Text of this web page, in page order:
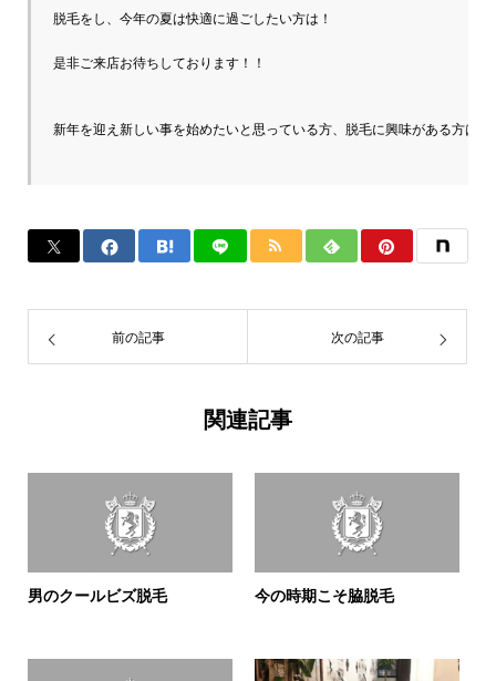
脱毛をし、今年の夏は快適に過ごしたい方は！
是非ご来店お待ちしております！！
新年を迎え新しい事を始めたいと思っている方、脱毛に興味がある方は是
前の記事 次の記事
関連記事
男のクールビズ脱毛 今の時期こそ脇脱毛